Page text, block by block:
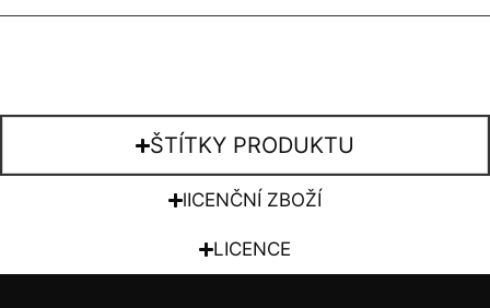
ŠTÍTKY PRODUKTU
lICENČNÍ ZBOŽÍ
LICENCE